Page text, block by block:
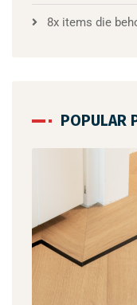
8x items die
POPULAR